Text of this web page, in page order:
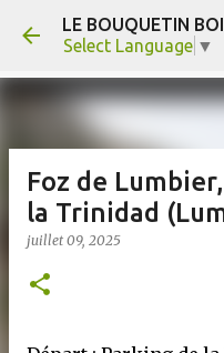
Accéder
LE BOUQUETIN
Select Language ▼
Foz de
la Trinidad
juillet 09, 2025